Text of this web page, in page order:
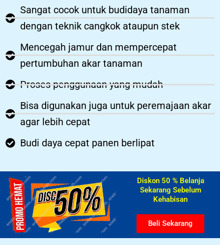
Sangat cocok untuk budidaya tanaman
dengan teknik cangkok ataupun stek
Mencegah jamur dan mempercepat
pertumbuhan akar tanaman
Proses penggunaan yang mudah
Bisa digunakan juga untuk peremajaan akar
agar lebih cepat
Budi daya cepat panen berlipat
Diskon 50 % Belanja
Sekarang Sebelum
Kehabisan​
Beli Sekarang